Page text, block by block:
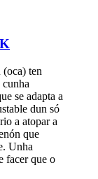
ten
se adapta a
dun só
a atopar a
que
Unha
facer que o